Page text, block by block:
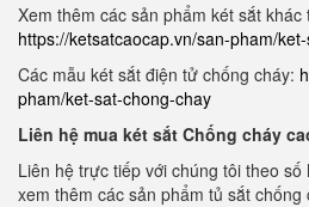
Xem thêm các sản phẩm két sắt khác
https://ketsatcaocap.vn/san-pham/
Các mẫu két sắt điện tử chống cháy:
pham/ket-sat-chong-chay
Liên hệ mua két sắt Chống cháy
Liên hệ trực tiếp với chúng tôi theo
xem thêm các sản phẩm tủ sắt chống